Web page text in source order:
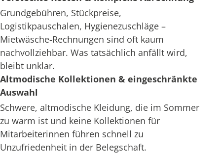
Grundgebühren, Stückpreise,
Logistikpauschalen, Hygienezuschläge –
Mietwäsche-Rechnungen sind oft kaum
nachvollziehbar. Was tatsächlich anfällt wird,
bleibt unklar.
Altmodische Kollektionen & eingeschränkte
Auswahl
Schwere, altmodische Kleidung, die im Sommer
zu warm ist und keine Kollektionen für
Mitarbeiterinnen führen schnell zu
Unzufriedenheit in der Belegschaft.